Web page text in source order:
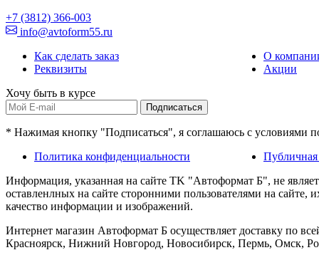
+7 (3812) 366-003
info@avtoform55.ru
Как сделать заказ
О
Реквизиты
Акции
Хочу быть в курсе
Подписаться
* Нажимая кнопку "Подписаться", я соглашаюсь с условиями
Политика конфиденциальности
Публичная
Информация, указанная на сайте TK "Автоформат Б", не
оставленлных на сайте сторонними пользователями на сайте,
качество информации и изображений.
Интернет магазин Автоформат Б осуществляет доставку по
Красноярск, Нижний Новгород, Новосибирск, Пермь, Омск,